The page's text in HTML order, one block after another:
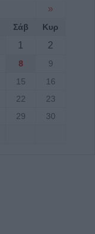
»
Σάβ Κυρ
1
2
8
9
15
16
22
23
29
30